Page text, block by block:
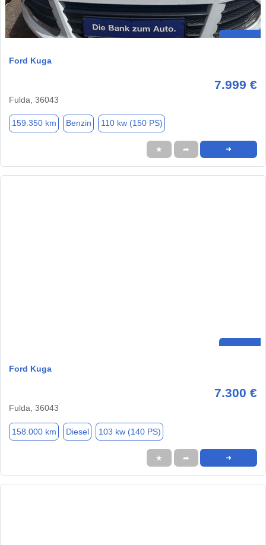
Ford Kuga
7.999 €
Fulda, 36043
159.350 km Benzin 110 kw (150 PS)
★ ➦ ➜
Ford Kuga
7.300 €
Fulda, 36043
158.000 km Diesel 103 kw (140 PS)
★ ➦ ➜